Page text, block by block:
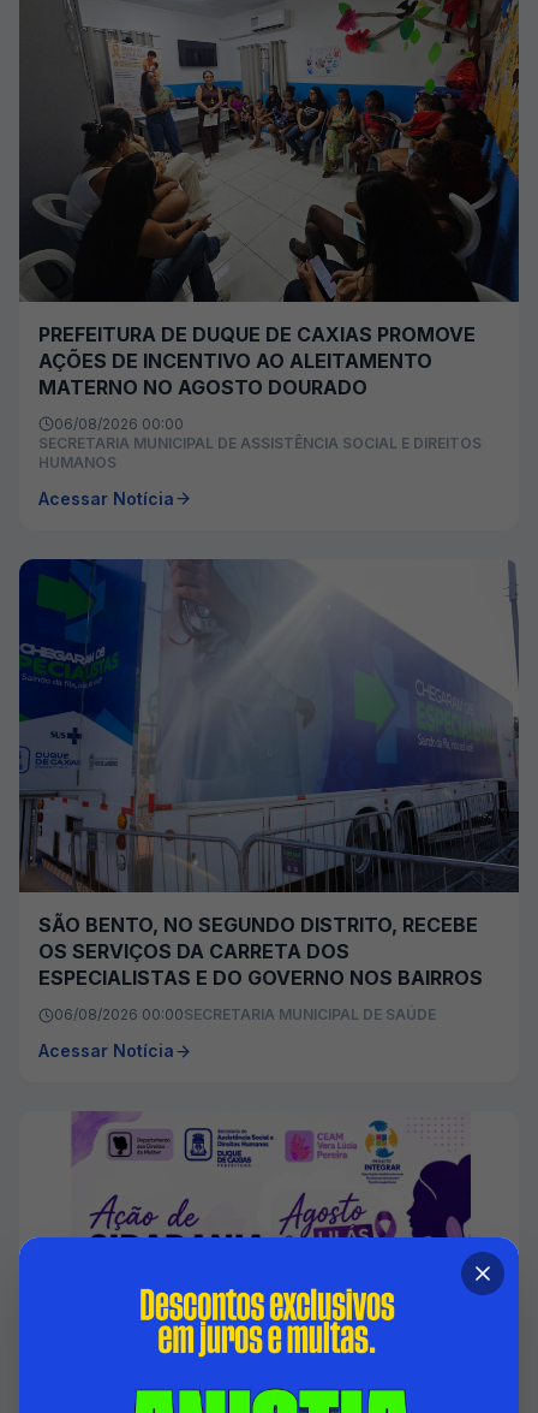
PREFEITURA DE DUQUE DE CAXIAS PROMOVE
AÇÕES DE INCENTIVO AO ALEITAMENTO
MATERNO NO AGOSTO DOURADO
06/08/2026 00:00
SECRETARIA MUNICIPAL DE ASSISTÊNCIA SOCIAL E DIREITOS
HUMANOS
Acessar Notícia
SÃO BENTO, NO SEGUNDO DISTRITO, RECEBE
OS SERVIÇOS DA CARRETA DOS
ESPECIALISTAS E DO GOVERNO NOS BAIRROS
06/08/2026 00:00SECRETARIA MUNICIPAL DE SAÚDE
Acessar Notícia
ALUSÃO A LEI MARIA DA PENHA